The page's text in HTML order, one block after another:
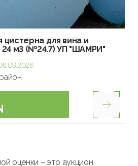
для вина и
24 м3 (№24.7) УП "ШАМРИ"
оценки – это аукцион